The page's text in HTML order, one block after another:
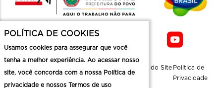
Mapa do Site Politica de
Privacidade
POLÍTICA DE COOKIES
Usamos cookies para assegurar que você
tenha a melhor experiência. Ao acessar nosso
site, você concorda com a nossa Política de
privacidade e nossos Termos de uso